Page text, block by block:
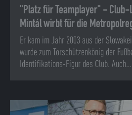
"Platz für Teamplayer" -
Mintál wirbt für die
Er kam im Jahr 2003 aus der
wurde zum Torschützenkönig der
Identifikations-Figur des Club. Auch…